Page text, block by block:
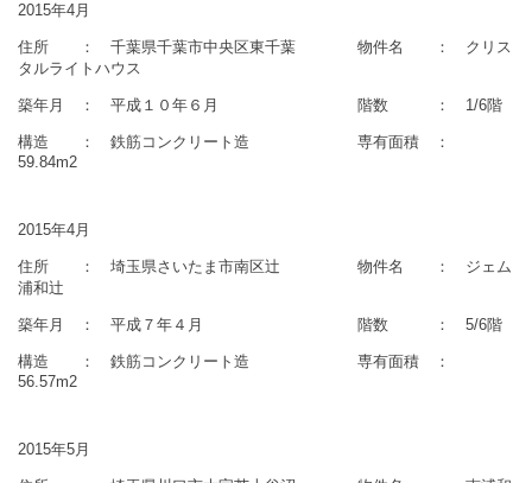
2015年4月
住所 ： 千葉県千葉市中央区東千葉 物件名 ： クリス
タルライトハウス
築年月 ： 平成１０年６月 階数 ： 1/6階
構造 ： 鉄筋コンクリート造 専有面積 ：
59.84m2
2015年4月
住所 ： 埼玉県さいたま市南区辻 物件名 ： ジェム
浦和辻
築年月 ： 平成７年４月 階数 ： 5/6階
構造 ： 鉄筋コンクリート造 専有面積 ：
56.57m2
2015年5月